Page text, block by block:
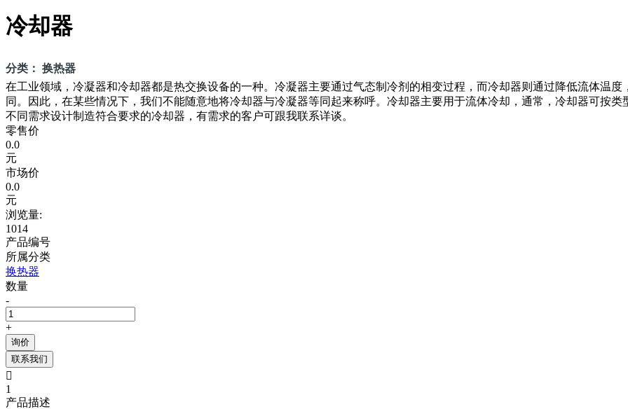
冷却器
分类： 换热器
在工业领域，冷凝器和冷却器都是热交换设备的一种。冷凝器主要通过气态制冷剂的相变过程，而冷却器则通过降低流体温
同。因此，在某些情况下，我们不能随意地将冷却器与冷凝器等同起来称呼。冷却器主要用于流体冷却，通常，冷却器可按
不同需求设计制造符合要求的冷却器，有需求的客户可跟我联系详谈。
零售价
0.0
元
市场价
0.0
元
浏览量:
1014
产品编号
所属分类
换热器
数量
-
+
询价
联系我们

1
产品描述